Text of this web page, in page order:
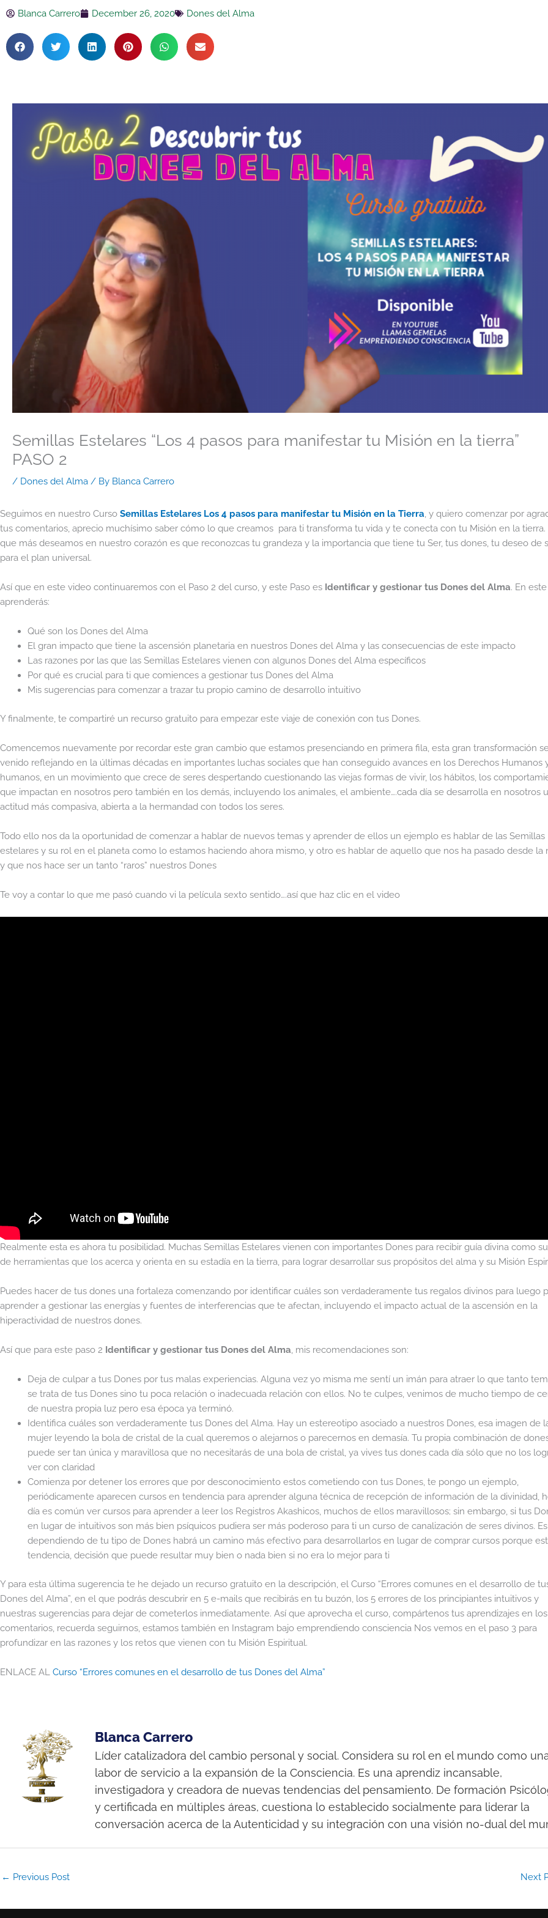
Skip
content
Blanca Carrero December 26, 2020 Dones del Alma
Semillas Estelares “Los 4 pasos para manifestar tu Misión en la tierra”
PASO 2
/ Dones del Alma / By Blanca Carrero
Seguimos en nuestro Curso Semillas Estelares Los 4 pasos para manifestar tu Misión en la Tierra, y quiero comenzar por
tus comentarios, aprecio muchísimo saber cómo lo que creamos para ti transforma tu vida y te conecta con tu Misión en la tierra.
que más deseamos en nuestro corazón es que reconozcas tu grandeza y la importancia que tiene tu Ser, tus dones, tu deseo de
para el plan universal.
Así que en este video continuaremos con el Paso 2 del curso, y este Paso es Identificar y gestionar tus Dones del Alma. En
aprenderás:
Qué son los Dones del Alma
El gran impacto que tiene la ascensión planetaria en nuestros Dones del Alma y las consecuencias de este impacto
Las razones por las que las Semillas Estelares vienen con algunos Dones del Alma específicos
Por qué es crucial para ti que comiences a gestionar tus Dones del Alma
Mis sugerencias para comenzar a trazar tu propio camino de desarrollo intuitivo
Y finalmente, te compartiré un recurso gratuito para empezar este viaje de conexión con tus Dones.
Comencemos nuevamente por recordar este gran cambio que estamos presenciando en primera fila, esta gran transformación
venido reflejando en la últimas décadas en importantes luchas sociales que han conseguido avances en los Derechos Humanos
humanos, en un movimiento que crece de seres despertando cuestionando las viejas formas de vivir, los hábitos, los
que impactan en nosotros pero también en los demás, incluyendo los animales, el ambiente….cada día se desarrolla en nosotros
actitud más compasiva, abierta a la hermandad con todos los seres.
Todo ello nos da la oportunidad de comenzar a hablar de nuevos temas y aprender de ellos un ejemplo es hablar de las Semillas
estelares y su rol en el planeta como lo estamos haciendo ahora mismo, y otro es hablar de aquello que nos ha pasado desde la
y que nos hace ser un tanto “raros” nuestros Dones
Te voy a contar lo que me pasó cuando vi la película sexto sentido….así que haz clic en el video
Realmente esta es ahora tu posibilidad. Muchas Semillas Estelares vienen con importantes Dones para recibir guía divina como
de herramientas que los acerca y orienta en su estadía en la tierra, para lograr desarrollar sus propósitos del alma y su Misión
Puedes hacer de tus dones una fortaleza comenzando por identificar cuáles son verdaderamente tus regalos divinos para luego
aprender a gestionar las energías y fuentes de interferencias que te afectan, incluyendo el impacto actual de la ascensión en la
hiperactividad de nuestros dones.
Así que para este paso 2 Identificar y gestionar tus Dones del Alma, mis recomendaciones son:
Deja de culpar a tus Dones por tus malas experiencias. Alguna vez yo misma me sentí un imán para atraer lo que tanto
se trata de tus Dones sino tu poca relación o inadecuada relación con ellos. No te culpes, venimos de mucho tiempo de
de nuestra propia luz pero esa época ya terminó.
Identifica cuáles son verdaderamente tus Dones del Alma. Hay un estereotipo asociado a nuestros Dones, esa imagen de
mujer leyendo la bola de cristal de la cual queremos o alejarnos o parecernos en demasía. Tu propia combinación de
puede ser tan única y maravillosa que no necesitarás de una bola de cristal, ya vives tus dones cada día sólo que no los
ver con claridad
Comienza por detener los errores que por desconocimiento estos cometiendo con tus Dones, te pongo un ejemplo,
periódicamente aparecen cursos en tendencia para aprender alguna técnica de recepción de información de la divinidad,
día es común ver cursos para aprender a leer los Registros Akashicos, muchos de ellos maravillosos; sin embargo, si tus
en lugar de intuitivos son más bien psíquicos pudiera ser más poderoso para ti un curso de canalización de seres divinos.
dependiendo de tu tipo de Dones habrá un camino más efectivo para desarrollarlos en lugar de comprar cursos porque
tendencia, decisión que puede resultar muy bien o nada bien si no era lo mejor para ti
Y para esta última sugerencia te he dejado un recurso gratuito en la descripción, el Curso “Errores comunes en el desarrollo de
Dones del Alma”, en el que podrás descubrir en 5 e-mails que recibirás en tu buzón, los 5 errores de los principiantes intuitivos y
nuestras sugerencias para dejar de cometerlos inmediatamente. Así que aprovecha el curso, compártenos tus aprendizajes en los
comentarios, recuerda seguirnos, estamos también en Instagram bajo emprendiendo consciencia Nos vemos en el paso 3 para
profundizar en las razones y los retos que vienen con tu Misión Espiritual.
ENLACE AL Curso “Errores comunes en el desarrollo de tus Dones del Alma”
Blanca Carrero
Líder catalizadora del cambio personal y social. Considera su rol en el mundo como
labor de servicio a la expansión de la Consciencia. Es una aprendiz incansable,
investigadora y creadora de nuevas tendencias del pensamiento. De formación
y certificada en múltiples áreas, cuestiona lo establecido socialmente para liderar la
conversación acerca de la Autenticidad y su integración con una visión no-dual del
← Previous Post Next